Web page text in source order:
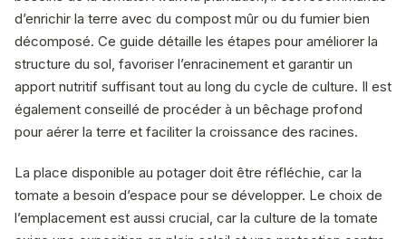
d’enrichir la terre avec du compost mûr ou du fumier bien
décomposé. Ce guide détaille les étapes pour améliorer la
structure du sol, favoriser l’enracinement et garantir un
apport nutritif suffisant tout au long du cycle de culture. Il est
également conseillé de procéder à un bêchage profond
pour aérer la terre et faciliter la croissance des racines.
La place disponible au potager doit être réfléchie, car la
tomate a besoin d’espace pour se développer. Le choix de
l’emplacement est aussi crucial, car la culture de la tomate